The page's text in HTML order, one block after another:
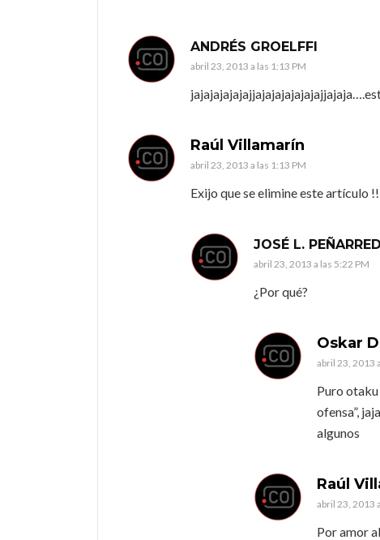
ANDRÉS GROELFFI
abril 23, 2013 a las 1:13 PM
Raúl Villamarín
abril 23, 2013 a las 1:13 PM
Exijo que se elimine este artículo
JOSÉ L.
abril 23, 2013 a las 5:22 PM
¿Por qué?
Oskar
abril 23, 2013
Puro otaku
ofensa”,
algunos
Raúl
abril 23, 2013
Por amor